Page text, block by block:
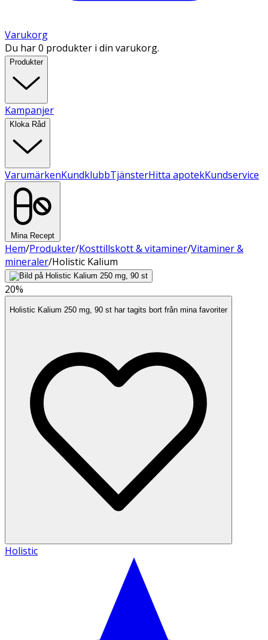
Varukorg
Du har 0 produkter i din varukorg.
Produkter
Kampanjer
Kloka Råd
VarumärkenKundklubbTjänsterHitta apotekKundservice
Mina Recept
Hem/Produkter/Kosttillskott & vitaminer/Vitaminer &
mineraler/Holistic Kalium
20%
Holistic Kalium 250 mg, 90 st har tagits bort från mina favoriter
Holistic